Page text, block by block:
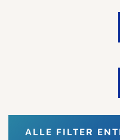
ALLE FILTER